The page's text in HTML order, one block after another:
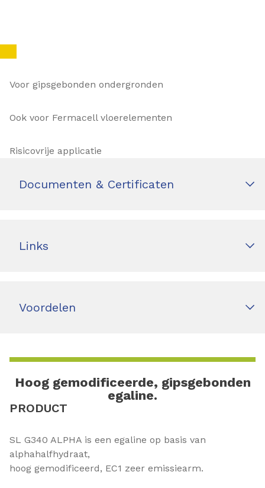
Voor gipsgebonden ondergronden
Ook voor Fermacell vloerelementen
Risicovrije applicatie
Documenten & Certificaten
Links
Voordelen
Hoog gemodificeerde, gipsgebonden
egaline.
PRODUCT
SL G340 ALPHA is een egaline op basis van
alphahalfhydraat,
hoog gemodificeerd, EC1 zeer emissiearm.